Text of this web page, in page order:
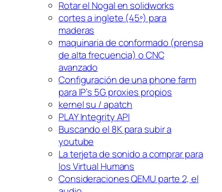
Rotar el Nogal en solidworks
cortes a inglete (45º) para
maderas
maquinaria de conformado (prensa
de alta frecuencia) o CNC
avanzado
Configuración de una phone farm
para IP’s 5G proxies propios
kernel su / apatch
PLAY Integrity API
Buscando el 8K para subir a
youtube
La terjeta de sonido a comprar para
los Virtual Humans
Consideraciones QEMU parte 2, el